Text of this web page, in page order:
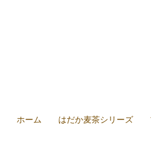
ホーム はだか麦茶シリーズ